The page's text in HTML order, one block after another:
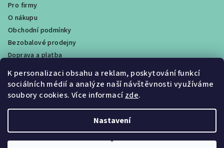
K personalizaci obsahu a reklam, poskytování funkcí
sociálních médií a analýze naší návštěvnosti využíváme
soubory cookies. Více informacízde.
Nastavení
Pro firmy
O nákupu
Obchodní podmínky
Bezobalové prodejny
Doprava a platba
Ochrana osobních údajů / GDPR
Věrnostní program
Obchody
Upravit nastavení cookies